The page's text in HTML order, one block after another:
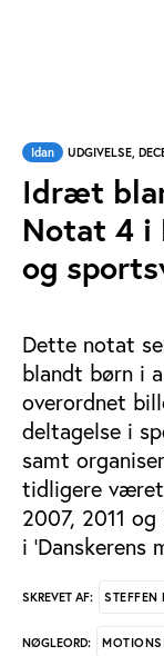
Idan UDGIVELSE,
Idræt
Notat 4 i
og
Dette notat
blandt børn i
overordnet
deltagelse i
samt
tidligere
2007, 2011
i ’Danskerens
SKREVET AF: STEFFEN
NØGLEORD: